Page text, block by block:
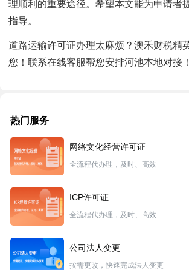
理顺利的重要途径。希望本文能为申请者
指导。
道路运输许可证办理太麻烦？澳禾财税精
您！联系在线客服帮您安排河池本地对接！
热门服务
网络文化经营许可证
全流程代办理，及时、高效
ICP许可证
全流程代办理，及时、高效
公司法人变更
按需更改，快速完成法人变更